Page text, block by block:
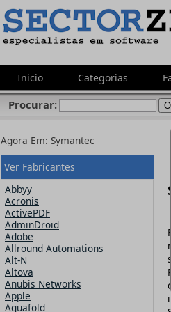
Inicio Categorias
Procurar:
Agora Em: Symantec
Ver Fabricantes
Abbyy
Acronis
ActivePDF
AdminDroid
Adobe
Allround Automations
Alt-N
Altova
Anubis Networks
Apple
Aquafold